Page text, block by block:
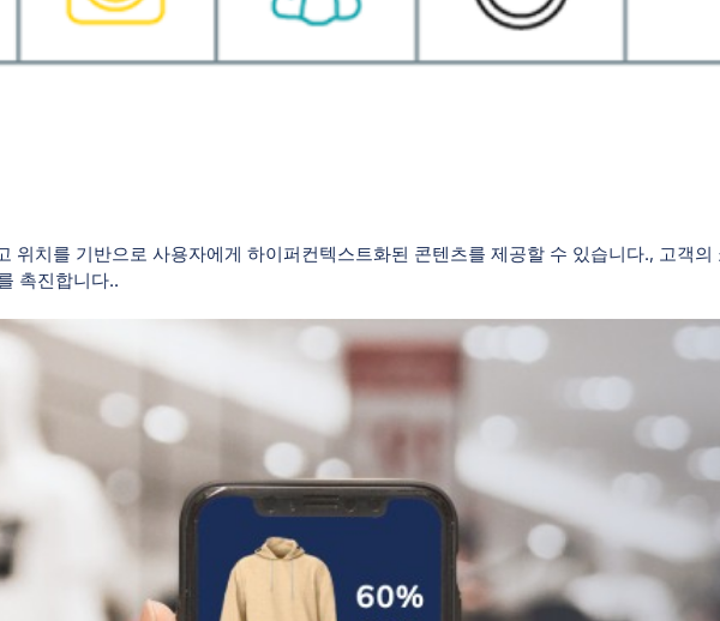
위치를 기반으로 사용자에게 하이퍼컨텍스트화된 콘텐츠를 제공할 수 있습니다., 고객
촉진합니다..